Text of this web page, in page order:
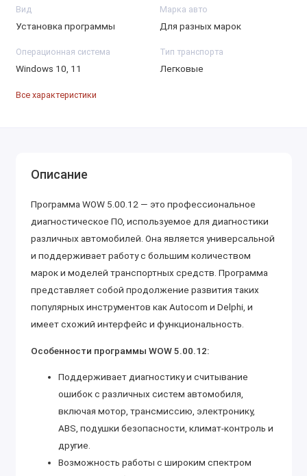
Вид
Установка программы
Марка авто
Для разных марок
Операционная система
Windows 10, 11
Тип транспорта
Легковые
Все характеристики
Описание
Программа WOW 5.00.12 — это профессиональное
диагностическое ПО, используемое для диагностики
различных автомобилей. Она является универсальной
и поддерживает работу с большим количеством
марок и моделей транспортных средств. Программа
представляет собой продолжение развития таких
популярных инструментов как Autocom и Delphi, и
имеет схожий интерфейс и функциональность.
Особенности программы WOW 5.00.12:
Поддерживает диагностику и считывание
ошибок с различных систем автомобиля,
включая мотор, трансмиссию, электронику,
ABS, подушки безопасности, климат-контроль и
другие.
Возможность работы с широким спектром